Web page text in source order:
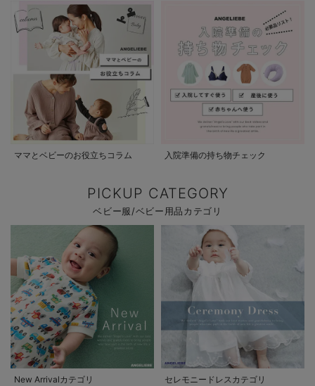
ママとベビーのお役立ちコラム 入院準備の持ち物チェック
PICKUP CATEGORY
ベビー服/ベビー用品カテゴリ
New Arrivalカテゴリ セレモニードレスカテゴリ